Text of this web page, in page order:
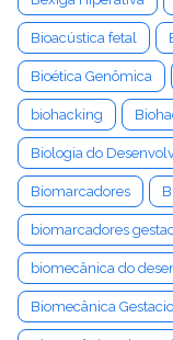
Bioacústica fetal
Bioética Genômica
biohacking
Biologia do
Biomarcadores
biomarcadores
biomecânica do
Biomecânica